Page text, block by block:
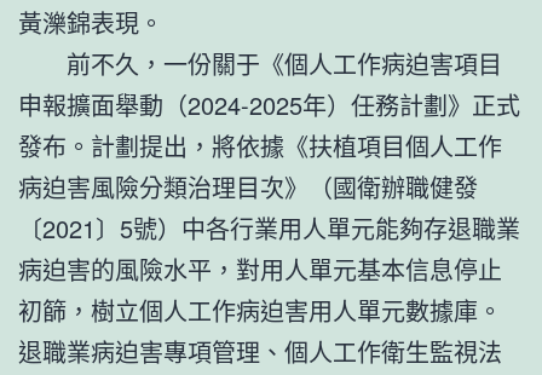
黃濼錦表現。
前不久，一份關于《個人工作病迫害項目
申報擴面舉動（2024-2025年）任務計劃》正式
發布。計劃提出，將依據《扶植項目個人工作
病迫害風險分類治理目次》（國衛辦職健發
〔2021〕5號）中各行業用人單元能夠存退職業
病迫害的風險水平，對用人單元基本信息停止
初篩，樹立個人工作病迫害用人單元數據庫。
退職業病迫害專項管理、個人工作衛生監視法